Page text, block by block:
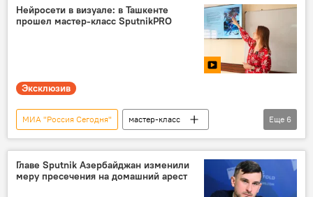
украинский кризис
СВО
Нейросети в визуале: в Ташкенте
прошел мастер-класс SputnikPRO
Эксклюзив
МИА "Россия Сегодня"
мастер-класс
Ташкент
Узбекистан
искусственный интеллект
СМИ
Видео
эксклюзив
Еще 6
Главе Sputnik Азербайджан изменили
меру пресечения на домашний арест